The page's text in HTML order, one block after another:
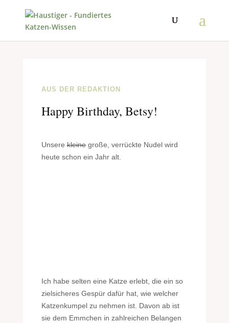
AUS DER REDAKTION
Happy Birthday, Betsy!
Unserekleinegroße, verrückte Nudel wird
heute schon ein Jahr alt.
Ich habe selten eine Katze erlebt, die ein so
zielsicheres Gespür dafür hat, wie welcher
Katzenkumpel zu nehmen ist. Davon ab ist
sie dem Emmchen in zahlreichen Belangen